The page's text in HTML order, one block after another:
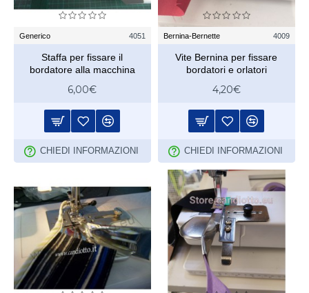
Generico 4051
Staffa per fissare il
bordatore alla macchina
6,00€
CHIEDI INFORMAZIONI
Bernina-Bernette 4009
Vite Bernina per fissare
bordatori e orlatori
4,20€
CHIEDI INFORMAZIONI